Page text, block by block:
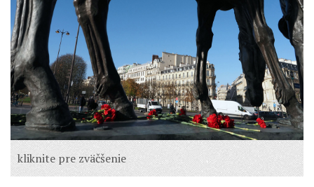
kliknite pre zväčšenie